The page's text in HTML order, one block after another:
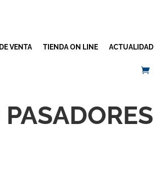
VENTA TIENDA ON LINE ACTUALIDAD